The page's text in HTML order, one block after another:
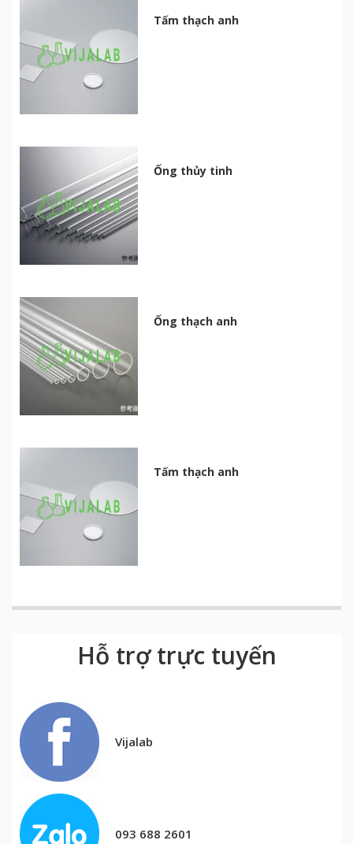
Tấm thạch anh
Ống thủy tinh
Ống thạch anh
Tấm thạch anh
Hỗ trợ trực tuyến
Vijalab
093 688 2601